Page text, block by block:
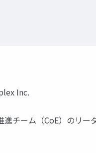
Inc.
チーム（CoE）のリー